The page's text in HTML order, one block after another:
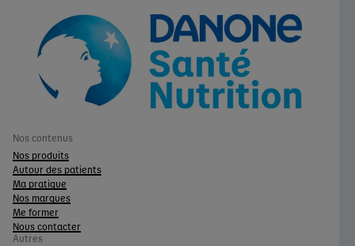
Nos contenus
Nos produits
Autour des patients
Ma pratique
Nos marques
Me former
Nous contacter
Autres